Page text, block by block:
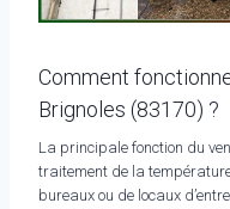
Comment
Brignoles (83170) ?
La principale fonction du
traitement de la
bureaux ou de locaux